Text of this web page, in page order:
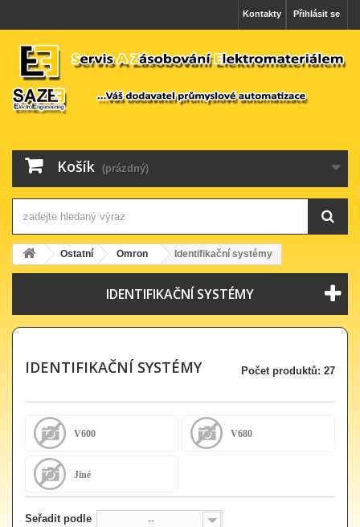
Přihlásit se
Kontakty
Košík (prázdný)
Ostatní Omron Identifikační systémy
IDENTIFIKAČNÍ SYSTÉMY
IDENTIFIKAČNÍ SYSTÉMY Počet produktů: 27
V600 V680
Jiné
Seřadit podle --